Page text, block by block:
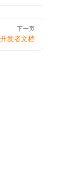
下一页
开发者文档